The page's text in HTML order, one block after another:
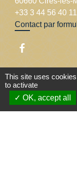
+33 3 44 56 40 11
Contact par
Liens
Département de
This site uses
to activate
OK, accept all